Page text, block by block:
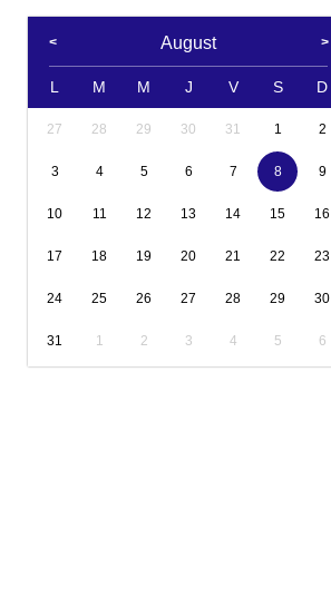
August
L M M J V S D
27 28 29 30 31 1 2
3 4 5 6 7 8 9
10 11 12 13 14 15 16
17 18 19 20 21 22 23
24 25 26 27 28 29 30
31 1 2 3 4 5 6